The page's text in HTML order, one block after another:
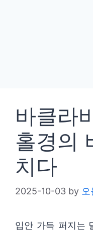
바클라
홀경의
치다
2025-10-03 by
입안 가득 퍼지는